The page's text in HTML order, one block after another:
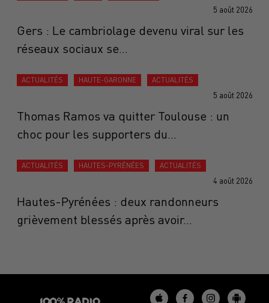
5 août 2026
Gers : Le cambriolage devenu viral sur les
réseaux sociaux se...
ACTUALITÉS HAUTE-GARONNE ACTUALITÉS
5 août 2026
Thomas Ramos va quitter Toulouse : un
choc pour les supporters du...
ACTUALITÉS HAUTES-PYRÉNÉES ACTUALITÉS
4 août 2026
Hautes-Pyrénées : deux randonneurs
grièvement blessés après avoir...